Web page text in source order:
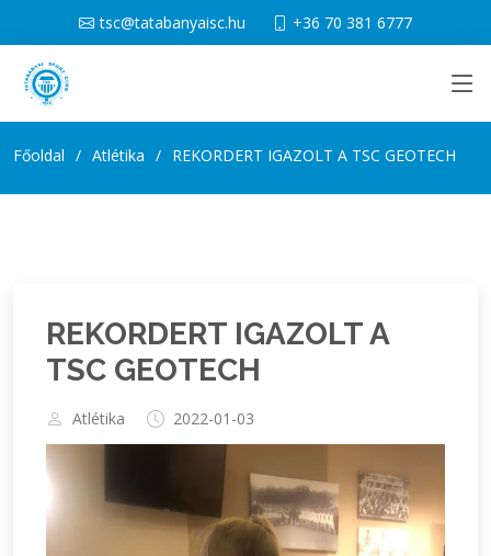
tsc@tatabanyaisc.hu +36 70 381 6777
Főoldal Atlétika REKORDERT IGAZOLT A TSC GEOTECH
REKORDERT IGAZOLT A
TSC GEOTECH
Atlétika 2022-01-03